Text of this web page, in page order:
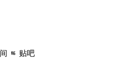
贴吧